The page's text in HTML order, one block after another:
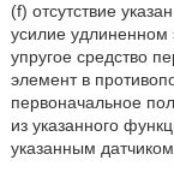
(f) отсутствие
усилие удлиненном
упругое средство
элемент в
первоначальное
из указанного
указанным датчиком.